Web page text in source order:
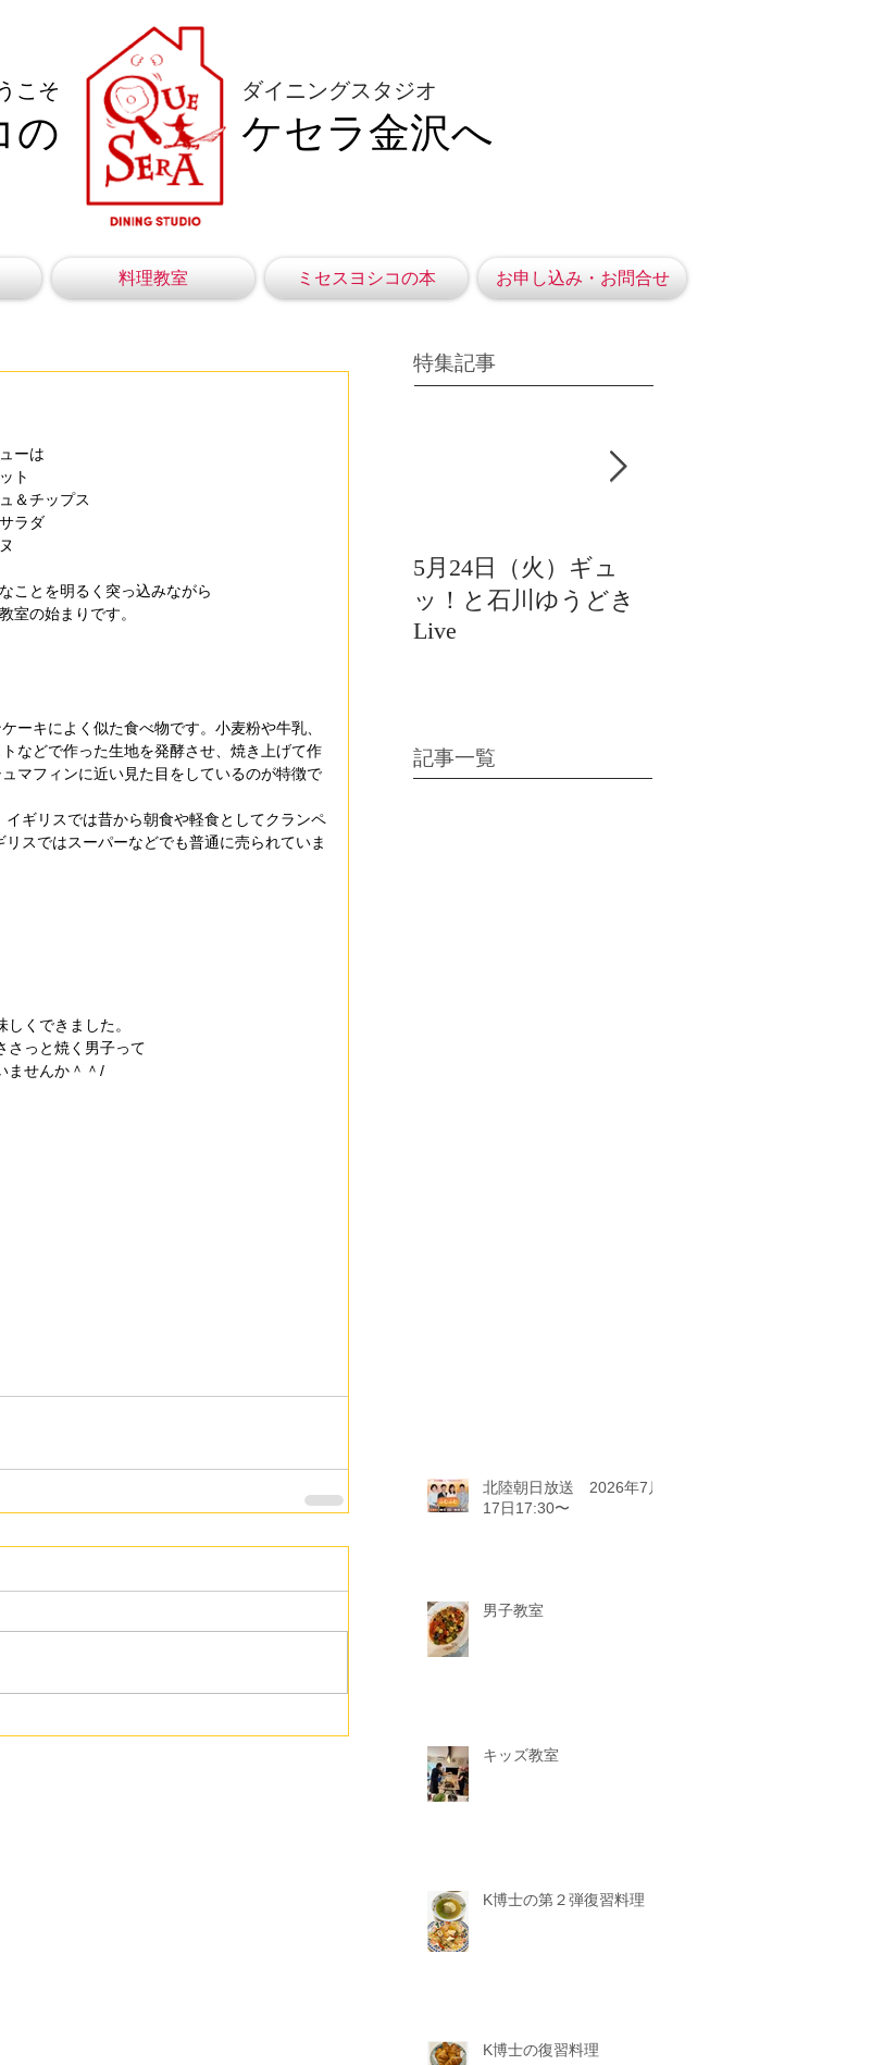
こそ
の
ダイニングスタジオ
ケセラ金沢へ
料理教室 ミセスヨシコの本 お申し込み・お問合せ
ーは
ト
＆チップス
ラダ
ことを明るく突っ込みながら
室の始まりです。
ーキによく似た食べ物です。小麦粉や牛乳、
などで作った生地を発酵させ、焼き上げて作
マフィンに近い見た目をしているのが特徴で
ギリスでは昔から朝食や軽食としてクランペ
スではスーパーなどでも普通に売られていま
くできました。
さっと焼く男子って
ませんか＾＾/
特集記事
5月24日（火）ギュ
ッ！と石川ゆうどき
Live
記事一覧
北陸朝日放送 2026年7月
17日17:30〜
男子教室
キッズ教室
K博士の第２弾復習料理
K博士の復習料理